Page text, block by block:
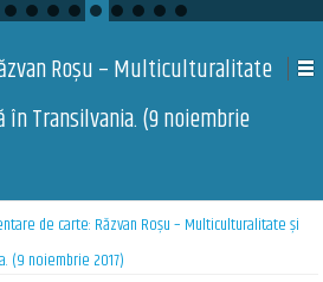
Roşu – Multiculturalitate
Transilvania. (9 noiembrie
de carte: Răzvan Roşu – Multiculturalitate şi
(9 noiembrie 2017)